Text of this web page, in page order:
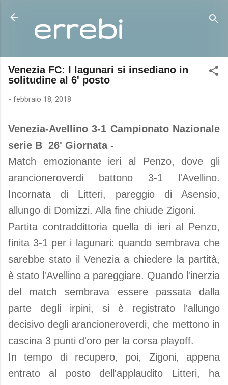
errebi
Venezia FC: I lagunari si insediano in
solitudine al 6' posto
- febbraio 18, 2018
Venezia-Avellino 3-1 Campionato Nazionale
serie B 26' Giornata -
Match emozionante ieri al Penzo, dove gli
arancioneroverdi battono 3-1 l'Avellino.
Incornata di Litteri, pareggio di Asensio,
allungo di Domizzi. Alla fine chiude Zigoni.
Partita contraddittoria quella di ieri al Penzo,
finita 3-1 per i lagunari: quando sembrava che
sarebbe stato il Venezia a chiedere la partità,
è stato l'Avellino a pareggiare. Quando l'inerzia
del match sembrava essere passata dalla
parte degli irpini, si è registrato l'allungo
decisivo degli arancioneroverdi, che mettono in
cascina 3 punti d'oro per la corsa playoff.
In tempo di recupero, poi, Zigoni, appena
entrato al posto dell'applaudito Litteri, ha